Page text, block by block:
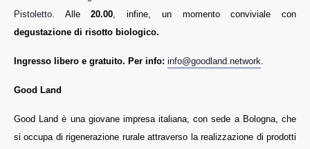
Pistoletto. Alle20.00, infine, un momento conviviale con
degustazione di risotto biologico.
Ingresso libero e gratuito. Per info: info@goodland.network.
Good Land
Good Land è una giovane impresa italiana, con sede a Bologna, che
si occupa di rigenerazione rurale attraverso la realizzazione di prodotti